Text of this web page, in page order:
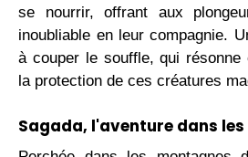
se nourrir, offrant aux
inoubliable en leur compagnie.
à couper le souffle, qui résonne
la protection de ces créatures
Sagada, l'aventure dans